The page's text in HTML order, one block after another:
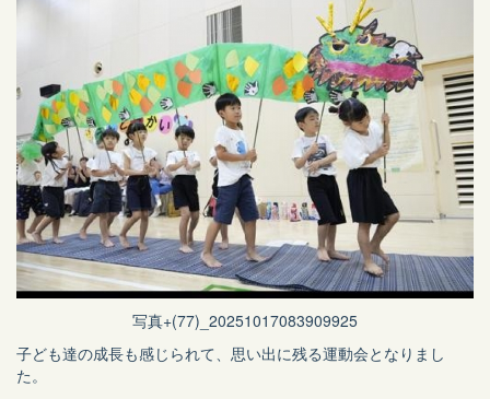
写真+(77)_20251017083909925
子ども達の成長も感じられて、思い出に残る運動会となりまし
た。